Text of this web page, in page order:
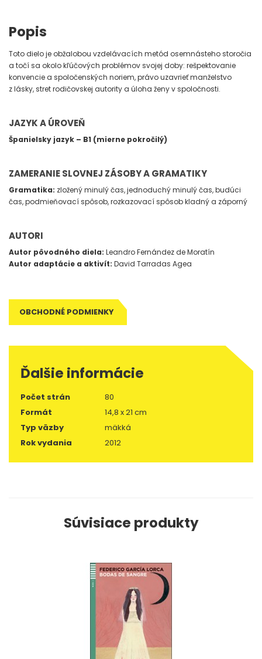
Popis
Toto dielo je obžalobou vzdelávacích metód osemnásteho storočia
a točí sa okolo kľúčových problémov svojej doby: rešpektovanie
konvencie a spoločenských noriem, právo uzavrieť manželstvo
z lásky, stret rodičovskej autority a úloha ženy v spoločnosti.
JAZYK A ÚROVEŇ
Španielsky jazyk – B1 (mierne pokročilý)
ZAMERANIE SLOVNEJ ZÁSOBY A GRAMATIKY
Gramatika: zložený minulý čas, jednoduchý minulý čas, budúci
čas, podmieňovací spôsob, rozkazovací spôsob kladný a záporný
AUTORI
Autor pôvodného diela: Leandro Fernández de Moratín
Autor adaptácie a aktivít: David Tarradas Agea
OBCHODNÉ PODMIENKY
Ďalšie informácie
Počet strán
80
Formát
14,8 x 21 cm
Typ väzby
mäkká
Rok vydania
2012
Súvisiace produkty